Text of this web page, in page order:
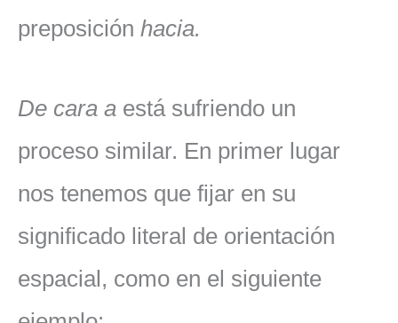
preposición hacia.
De cara a está sufriendo un
proceso similar. En primer lugar
nos tenemos que fijar en su
significado literal de orientación
espacial, como en el siguiente